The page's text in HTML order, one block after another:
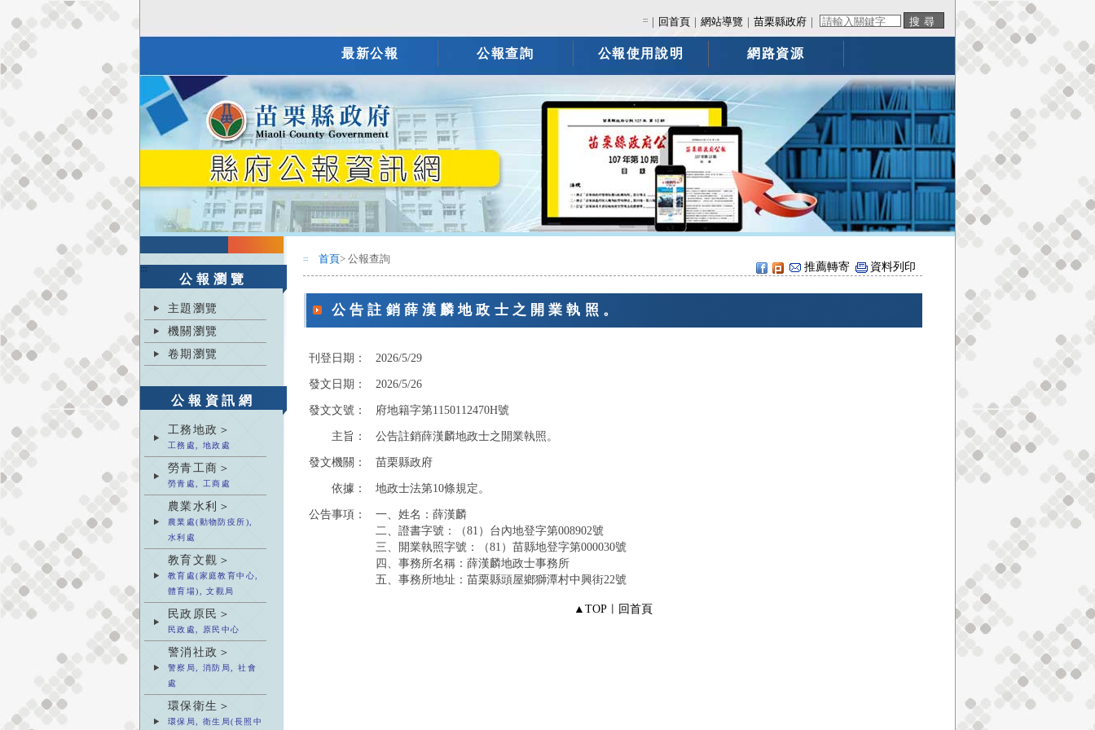
::: 回首頁 ｜網站導覽 ｜苗栗縣政府
最新公報 公報查詢 公報使用說明 網路資源
:::
公報瀏覽
主題瀏覽
機關瀏覽
卷期瀏覽
公報資訊網
工務地政＞
工務處, 地政處
勞青工商＞
勞青處, 工商處
農業水利＞
農業處(動物防疫所),
水利處
教育文觀＞
教育處(家庭教育中心,
體育場), 文觀局
民政原民＞
民政處, 原民中心
警消社政＞
警察局, 消防局, 社會
處
環保衛生＞
環保局, 衛生局(長照中
::: 首頁> 公報查詢
推薦轉寄 資料列印
公告註銷薛漢麟地政士之開業執照。
刊登日期：
2026/5/29
發文日期：
2026/5/26
發文文號：
府地籍字第1150112470H號
主旨：
公告註銷薛漢麟地政士之開業執照。
發文機關：
苗栗縣政府
依據：
地政士法第10條規定。
公告事項：
一、姓名：薛漢麟
二、證書字號：（81）台內地登字第008902號
三、開業執照字號：（81）苗縣地登字第000030號
四、事務所名稱：薛漢麟地政士事務所
五、事務所地址：苗栗縣頭屋鄉獅潭村中興街22號
▲TOP︱ 回首頁